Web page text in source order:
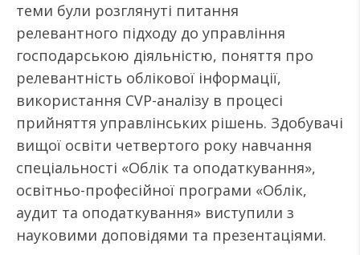
теми були розглянуті питання
релевантного підходу до управління
господарською діяльністю, поняття про
релевантність облікової інформації,
використання CVP-аналізу в процесі
прийняття управлінських рішень. Здобувачі
вищої освіти четвертого року навчання
спеціальності «Облік та оподаткування»,
освітньо-професійної програми «Облік,
аудит та оподаткування» виступили з
науковими доповідями та презентаціями.